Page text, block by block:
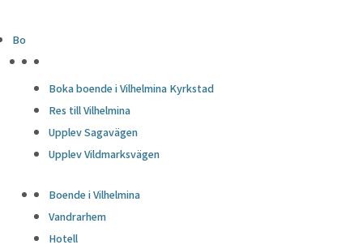
Bo
Boka boende i Vilhelmina Kyrkstad
Res till Vilhelmina
Upplev Sagavägen
Upplev Vildmarksvägen
Boende i Vilhelmina
Vandrarhem
Hotell